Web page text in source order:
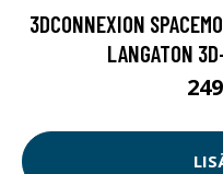
3DCONNEXION
LANGATON